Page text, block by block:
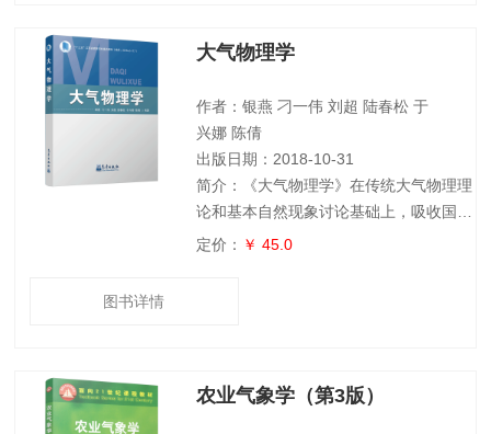
库管理系统，构建自然资源资产和环境损
实现自然资源负债表编制系统，并在浙江
湖州、河北
大气物理学
作者：银燕 刁一伟 刘超 陆春松 于
兴娜 陈倩
出版日期：2018-10-31
简介：《大气物理学》在传统大气物理理
论和基本自然现象讨论基础上，吸收国内
外经典教材和最新研究成果，对重点内容
过程，热力学图解应用，大气静力稳定度
定价： ￥ 45.0
图书详情
农业气象学（第3版）